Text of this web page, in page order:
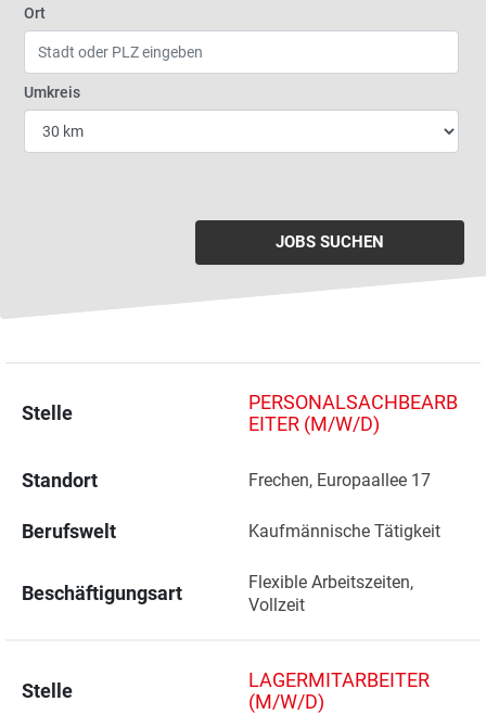
Ort
Geben Sie eine Stadt oder Postleitzahl ein
Umkreis
Wählen Sie den Umkreis für die Jobsuche
JOBS SUCHEN
Stelle
PERSONALSACHBEARB
EITER (M/W/D)
Standort Frechen, Europaallee 17
Berufswelt Kaufmännische Tätigkeit
Beschäftigungsart
Flexible Arbeitszeiten,
Vollzeit
Stelle
LAGERMITARBEITER
(M/W/D)